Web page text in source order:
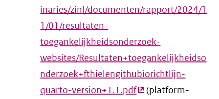
inaries/zinl/documenten/rapport/2024/1
1/01/resultaten-
toegankelijkheidsonderzoek-
websites/Resultaten+toegankelijkheidso
nderzoek+fthielengithubiorichtlijn-
quarto-version+1.1.pdf(externe
(platform-